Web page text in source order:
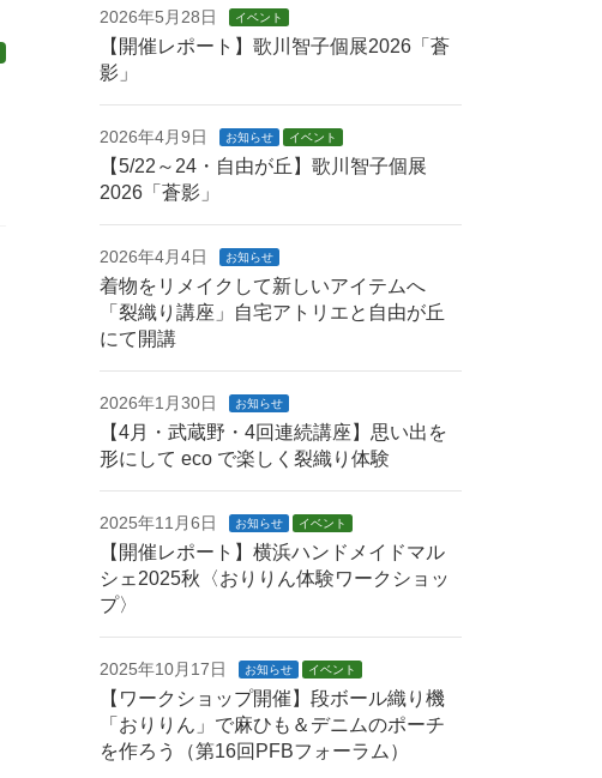
2026年5月28日 イベント
【開催レポート】歌川智子個展2026「蒼
影」
2026年4月9日 お知らせ イベント
【5/22～24・自由が丘】歌川智子個展
2026「蒼影」
2026年4月4日 お知らせ
着物をリメイクして新しいアイテムへ
「裂織り講座」自宅アトリエと自由が丘
にて開講
2026年1月30日 お知らせ
【4月・武蔵野・4回連続講座】思い出を
形にして eco で楽しく裂織り体験
2025年11月6日 お知らせ イベント
【開催レポート】横浜ハンドメイドマル
シェ2025秋〈おりりん体験ワークショッ
プ〉
2025年10月17日 お知らせ イベント
【ワークショップ開催】段ボール織り機
「おりりん」で麻ひも＆デニムのポーチ
を作ろう（第16回PFBフォーラム）